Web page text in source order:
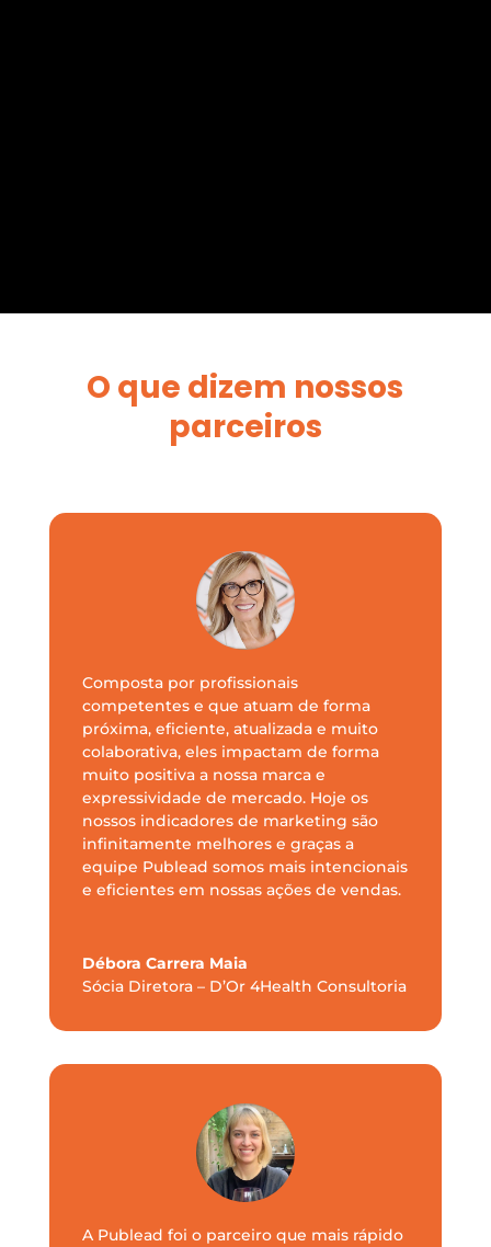
O que dizem nossos
parceiros
Composta por profissionais
competentes e que atuam de forma
próxima, eficiente, atualizada e muito
colaborativa, eles impactam de forma
muito positiva a nossa marca e
expressividade de mercado. Hoje os
nossos indicadores de marketing são
infinitamente melhores e graças a
equipe Publead somos mais intencionais
e eficientes em nossas ações de vendas.
Débora Carrera Maia
Sócia Diretora – D’Or 4Health Consultoria
A Publead foi o parceiro que mais rápido